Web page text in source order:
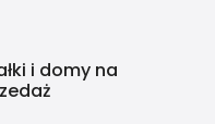
i domy na